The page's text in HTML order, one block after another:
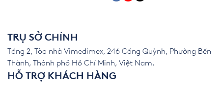
TRỤ SỞ CHÍNH
Tầng 2, Tòa nhà Vimedimex, 246 Cống Quỳnh, Phường Bến
Thành, Thành phố Hồ Chí Minh, Việt Nam.
HỖ TRỢ KHÁCH HÀNG